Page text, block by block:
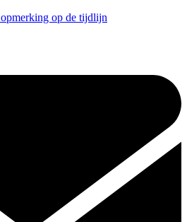
opmerking op de tijdlijn